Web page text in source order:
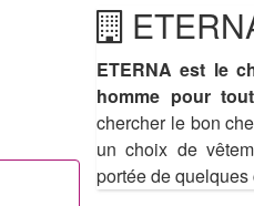
ETERNA est le
homme pour
chercher le bon
un choix de
portée de quelques